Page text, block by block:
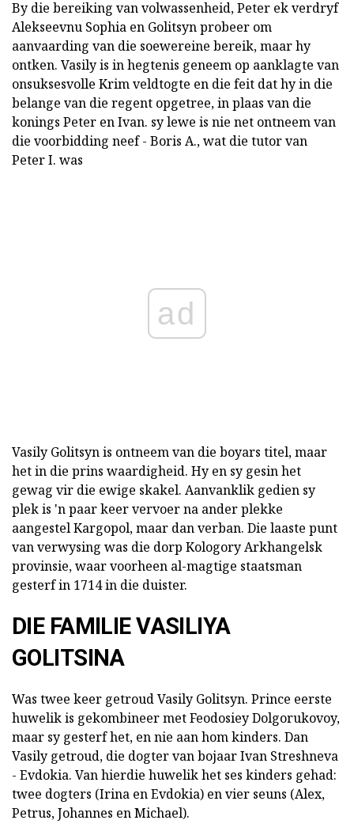
By die bereiking van volwassenheid, Peter ek verdryf
Alekseevnu Sophia en Golitsyn probeer om
aanvaarding van die soewereine bereik, maar hy
ontken. Vasily is in hegtenis geneem op aanklagte van
onsuksesvolle Krim veldtogte en die feit dat hy in die
belange van die regent opgetree, in plaas van die
konings Peter en Ivan. sy lewe is nie net ontneem van
die voorbidding neef - Boris A., wat die tutor van
Peter I. was
ad
Vasily Golitsyn is ontneem van die boyars titel, maar
het in die prins waardigheid. Hy en sy gesin het
gewag vir die ewige skakel. Aanvanklik gedien sy
plek is 'n paar keer vervoer na ander plekke
aangestel Kargopol, maar dan verban. Die laaste punt
van verwysing was die dorp Kologory Arkhangelsk
provinsie, waar voorheen al-magtige staatsman
gesterf in 1714 in die duister.
DIE FAMILIE VASILIYA
GOLITSINA
Was twee keer getroud Vasily Golitsyn. Prince eerste
huwelik is gekombineer met Feodosiey Dolgorukovoy,
maar sy gesterf het, en nie aan hom kinders. Dan
Vasily getroud, die dogter van bojaar Ivan Streshneva
- Evdokia. Van hierdie huwelik het ses kinders gehad:
twee dogters (Irina en Evdokia) en vier seuns (Alex,
Petrus, Johannes en Michael).